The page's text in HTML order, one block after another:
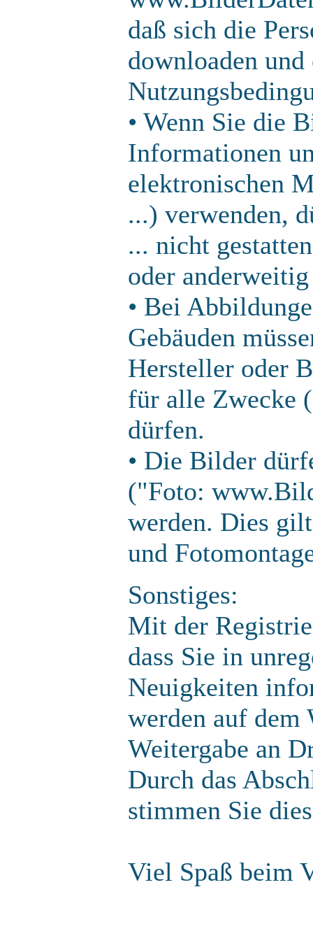
daß sich die
downloaden und
• Wenn Sie die
Informationen
elektronischen
...) verwenden,
... nicht
oder
• Bei
Gebäuden
Hersteller oder
für alle Zwecke
dürfen.
• Die Bilder
("Foto:
werden. Dies
und
Sonstiges:
Mit der
dass Sie in
Neuigkeiten
werden auf dem
Weitergabe an
Durch das
stimmen Sie
Viel Spaß beim